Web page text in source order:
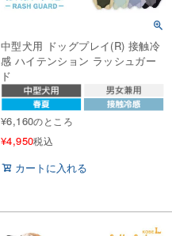
中型犬用 ドッグプレイ(R) 接触冷
感 ハイテンション ラッシュガー
ド
¥6,160のところ
¥4,950税込
カートに入れる